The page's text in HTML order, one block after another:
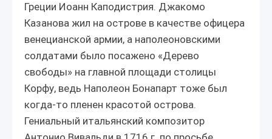
Греции Иоанн Каподистрия. Джакомо
Казанова жил на острове в качестве офицера
венецианской армии, а наполеоновскими
солдатами было посажено «Дерево
свободы» на главной площади столицы
Корфу, ведь Наполеон Бонапарт тоже был
когда-то пленен красотой острова.
Гениальный итальянский композитор